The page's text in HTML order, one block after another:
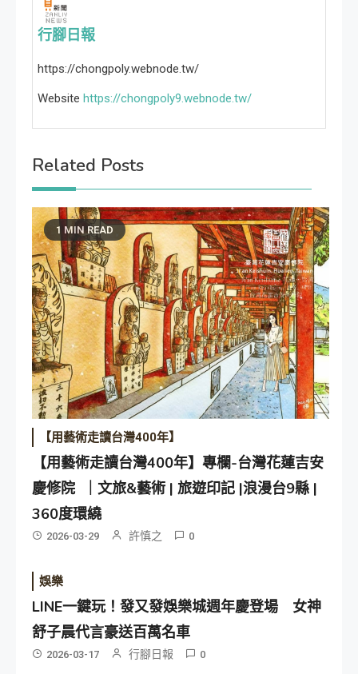
行腳日報
https://chongpoly.webnode.tw/
Website https://chongpoly9.webnode.tw/
Related Posts
1 MIN READ
【用藝術走讀台灣400年】
【用藝術走讀台灣400年】專欄-台灣花蓮吉安
慶修院 ｜文旅&藝術 | 旅遊印記 |浪漫台9縣 |
360度環繞
2026-03-29 許慎之 0
娛樂
LINE一鍵玩！發又發娛樂城週年慶登場 女神
舒子晨代言豪送百萬名車
2026-03-17 行腳日報 0